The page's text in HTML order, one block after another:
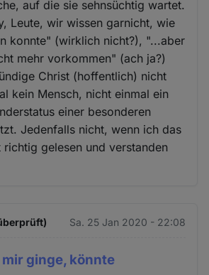
auf die sie sehnsüchtig wartet.
Leute, wir wissen garnicht, wie
konnte" (wirklich nicht?), "...aber
mehr vorkommen" (ach ja?)
Christ (hoffentlich) nicht
kein Mensch, nicht einmal ein
einer besonderen
Jedenfalls nicht, wenn ich das
richtig gelesen und verstanden
Sa. 25 Jan 2020 - 22:08
ginge, könnte